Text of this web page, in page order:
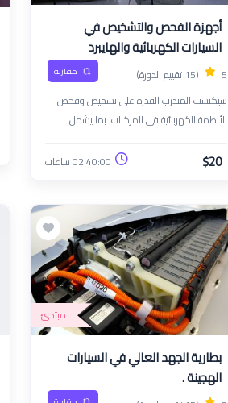
أجهزة الفحص والتشخيص في
السيارات الكهربائية والهايبرد
5 (15 تقييم الدورة) مقارنة
سيكتسب المتدرب القدرة على تشخيص وفحص
الأنظمة الكهربائية في المركبات، بما يشمل
المكونات الميكانيكية والكهربائية. كما سيمتثلون
أيضاً للوائح السلامة والصحة مع إظهار الالتزام
$20 02:40:00 ساعات
مبتدئ
بطارية الجهد العالي في السيارات
الهجينة .